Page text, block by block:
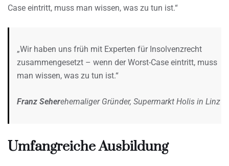
Case eintritt, muss man wissen, was zu tun ist.“
„Wir haben uns früh mit Experten für Insolvenzrecht
zusammengesetzt – wenn der Worst-Case eintritt, muss
man wissen, was zu tun ist.“
Franz Seherehemaliger Gründer, Supermarkt Holis in Linz
Umfangreiche Ausbildung